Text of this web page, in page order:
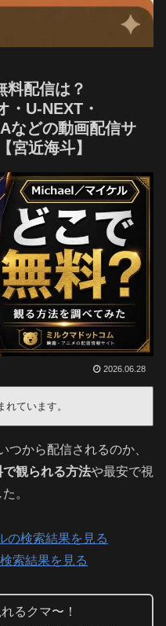
料配信は？
・U-NEXT・
などの動画配信サ
宮近海斗】
2026.06.28
ています。
つから配信されるのか、
で観られる方法や最安で視
。
の検索結果を見る
索結果を見る
るクマ〜！